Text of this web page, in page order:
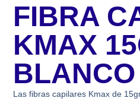
FIBRA
KMAX
BLANCO
Las fibras capilares Kmax de